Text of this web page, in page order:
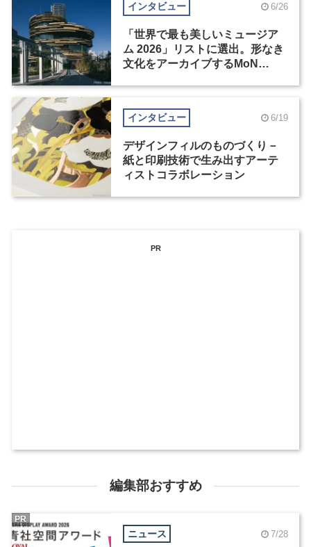
インタビュー 6/26
「世界で最も美しいミュージア
ム 2026」リストに選出。形なき
文化をアーカイブするMoN
インタビュー 6/19
デザインフィルのものづくり－
紙と印刷技術で生み出すアーテ
ィストコラボレーション
PR
編集部おすすめ
ニュース 7/28
PR